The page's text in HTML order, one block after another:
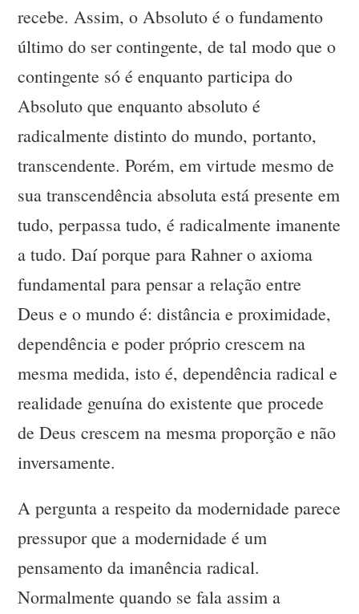
recebe. Assim, o Absoluto é o fundamento
último do ser contingente, de tal modo que o
contingente só é enquanto participa do
Absoluto que enquanto absoluto é
radicalmente distinto do mundo, portanto,
transcendente. Porém, em virtude mesmo de
sua transcendência absoluta está presente em
tudo, perpassa tudo, é radicalmente imanente
a tudo. Daí porque para Rahner o axioma
fundamental para pensar a relação entre
Deus e o mundo é: distância e proximidade,
dependência e poder próprio crescem na
mesma medida, isto é, dependência radical e
realidade genuína do existente que procede
de Deus crescem na mesma proporção e não
inversamente.
A pergunta a respeito da modernidade parece
pressupor que a modernidade é um
pensamento da imanência radical.
Normalmente quando se fala assim a